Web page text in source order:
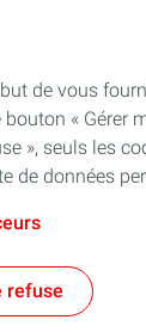
Mentions
de vous
« Gérer
», seuls les
de données
refuse